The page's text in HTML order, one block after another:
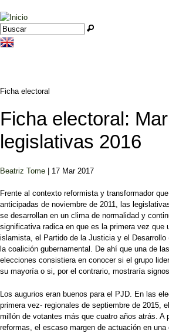
Jump to navigation
Formulario de búsqueda
Buscar
Ficha electoral
Ficha electoral:
legislativas 2016
Beatriz Tome | 17 Mar 2017
Frente al contexto reformista y transformador
anticipadas de noviembre de 2011, las
se desarrollan en un clima de normalidad y
significativa radica en que es la primera vez que
islamista, el Partido de la Justicia y el
la coalición gubernamental. De ahí que una de
elecciones consistiera en conocer si el grupo
su mayoría o si, por el contrario, mostraría
Los augurios eran buenos para el PJD. En las
primera vez- regionales de septiembre de 2015,
millón de votantes más que cuatro años atrás. A
reformas, el escaso margen de actuación en una